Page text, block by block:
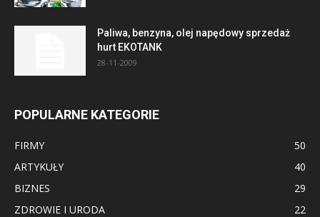
Paliwa, benzyna, olej napędowy sprzedaż
hurt EKOTANK
28-11-2009
POPULARNE KATEGORIE
FIRMY
50
ARTYKUŁY
40
BIZNES
29
ZDROWIE I URODA
22